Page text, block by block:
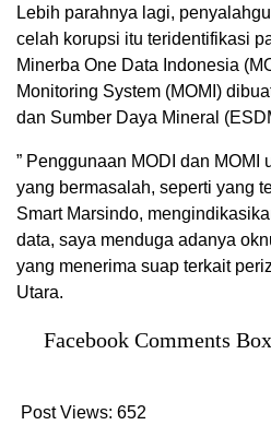
Lebih parahnya lagi,
celah korupsi itu teridentifikasi
Minerba One Data Indonesia
Monitoring System (MOMI)
dan Sumber Daya Mineral
” Penggunaan MODI dan MOMI
yang bermasalah, seperti yang
Smart Marsindo,
data, saya menduga adanya
yang menerima suap terkait
Utara.
Facebook Comments Box
Post Views: 652